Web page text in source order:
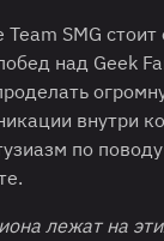
SMG стоит
над Geek
внутри
по
лежат на